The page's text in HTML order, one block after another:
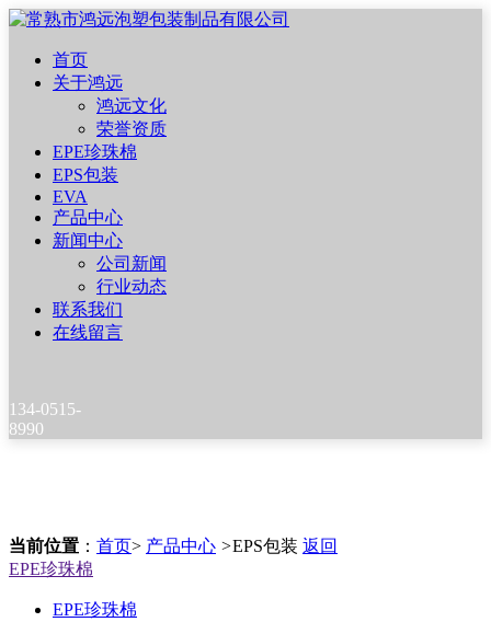
首页
关于鸿远
鸿远文化
荣誉资质
EPE珍珠棉
EPS包装
EVA
产品中心
新闻中心
公司新闻
行业动态
联系我们
在线留言
134-0515-
8990
当前位置 ： 首页> 产品中心 >EPS包装 返回
EPE珍珠棉
EPE珍珠棉